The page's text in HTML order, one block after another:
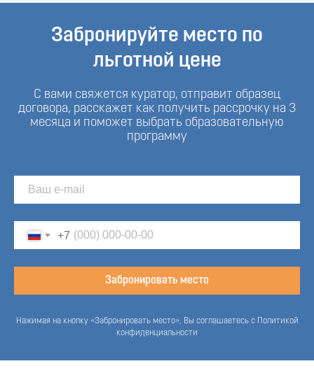
Забронируйте место по
льготной цене
С вами свяжется куратор, отправит образец
договора, расскажет как получить рассрочку на 3
месяца и поможет выбрать образовательную
программу
+7
Забронировать место
Нажимая на кнопку «Забронировать место», Вы соглашаетесь с Политикой
конфиденциальности